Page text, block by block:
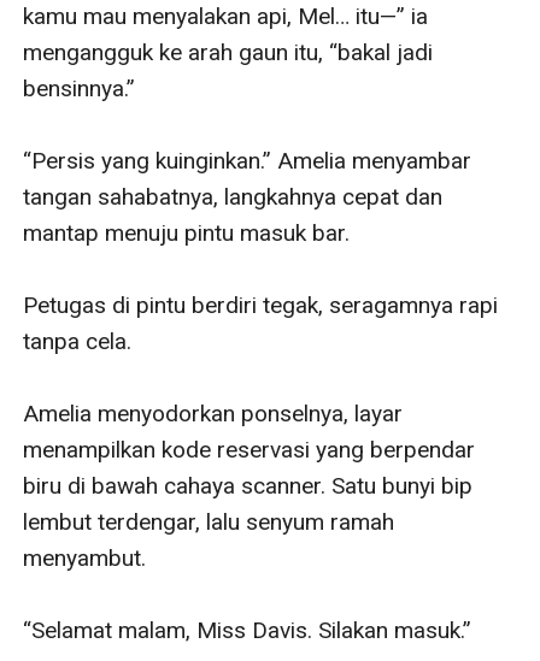
kamu mau menyalakan api, Mel… itu—” ia
mengangguk ke arah gaun itu, “bakal jadi
bensinnya.”
“Persis yang kuinginkan.” Amelia menyambar
tangan sahabatnya, langkahnya cepat dan
mantap menuju pintu masuk bar.
Petugas di pintu berdiri tegak, seragamnya rapi
tanpa cela.
Amelia menyodorkan ponselnya, layar
menampilkan kode reservasi yang berpendar
biru di bawah cahaya scanner. Satu bunyi bip
lembut terdengar, lalu senyum ramah
menyambut.
“Selamat malam, Miss Davis. Silakan masuk.”